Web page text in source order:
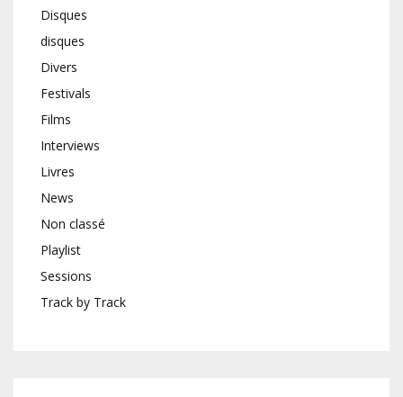
Disques
disques
Divers
Festivals
Films
Interviews
Livres
News
Non classé
Playlist
Sessions
Track by Track